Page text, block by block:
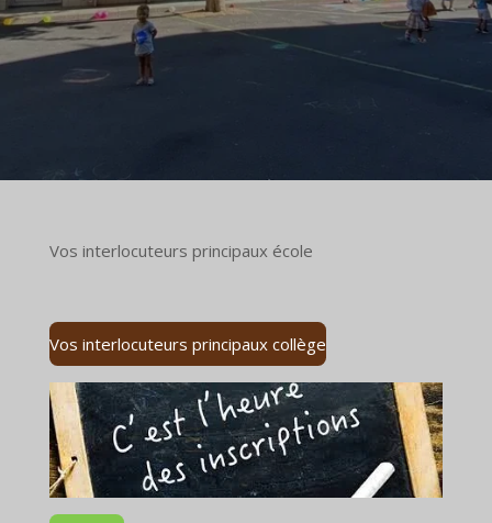
Vos interlocuteurs principaux école
Vos interlocuteurs principaux collège